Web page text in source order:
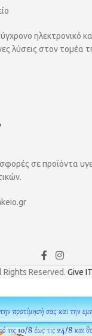
ηλεκτρονικό
λύσεις στον τομέα
σε προϊόντα
Rights Reserved. Give